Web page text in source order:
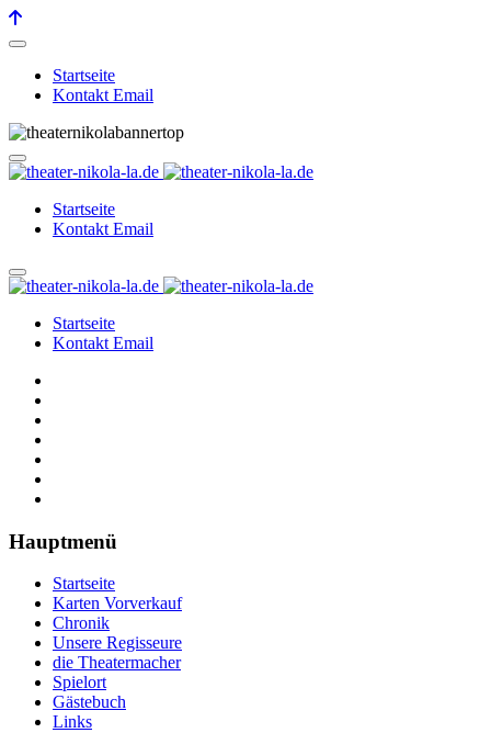
Startseite
Kontakt Email
Startseite
Kontakt Email
Startseite
Kontakt Email
Hauptmenü
Startseite
Karten Vorverkauf
Chronik
Unsere Regisseure
die Theatermacher
Spielort
Gästebuch
Links